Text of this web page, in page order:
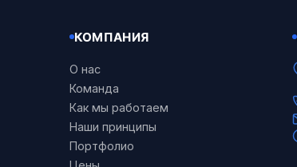
КОМПАНИЯ
О нас
Команда
Как мы работаем
Наши принципы
Портфолио